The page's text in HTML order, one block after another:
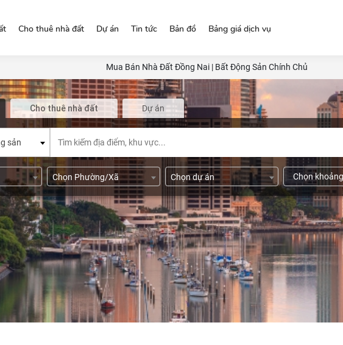
Cho thuê nhà đất Dự án Tin tức Bản đồ Bảng giá dịch vụ
Mua Bán Nhà Đất Đồng Nai | Bất Động Sản Chính Chủ
Cho thuê nhà đất Dự án
sản
Chọn Phường/Xã Chọn dự án Chọn
>= 500 m2 Chọn hướng nhà